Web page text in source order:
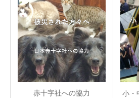
赤十字社への協力
小・